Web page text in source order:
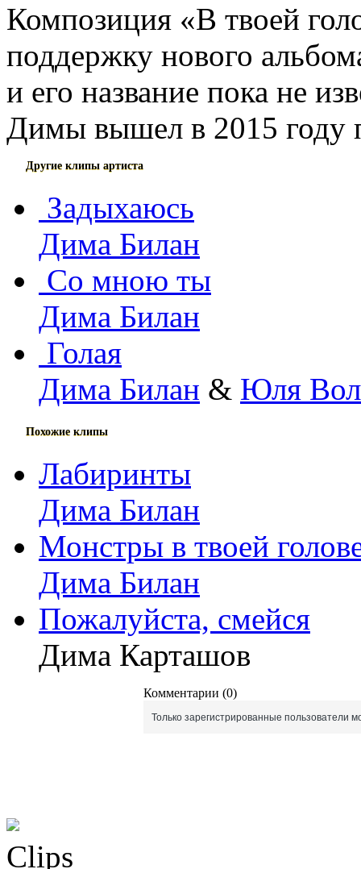
Композиция «В твоей
поддержку нового
и его название пока не
Димы вышел в 2015 году
Другие клипы артиста
Задыхаюсь
Дима Билан
Со мною ты
Дима Билан
Голая
Дима Билан & Юля
Похожие клипы
Лабиринты
Дима Билан
Монстры в твоей
Дима Билан
Пожалуйста, смейся
Дима Карташов
Комментарии (0)
Только зарегистрированные пользователи
Clips